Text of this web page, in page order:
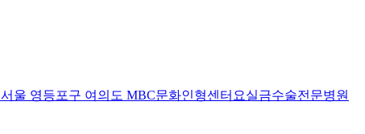
서울 영등포구 여의도 MBC문화인형센터 요실금수술전문병원